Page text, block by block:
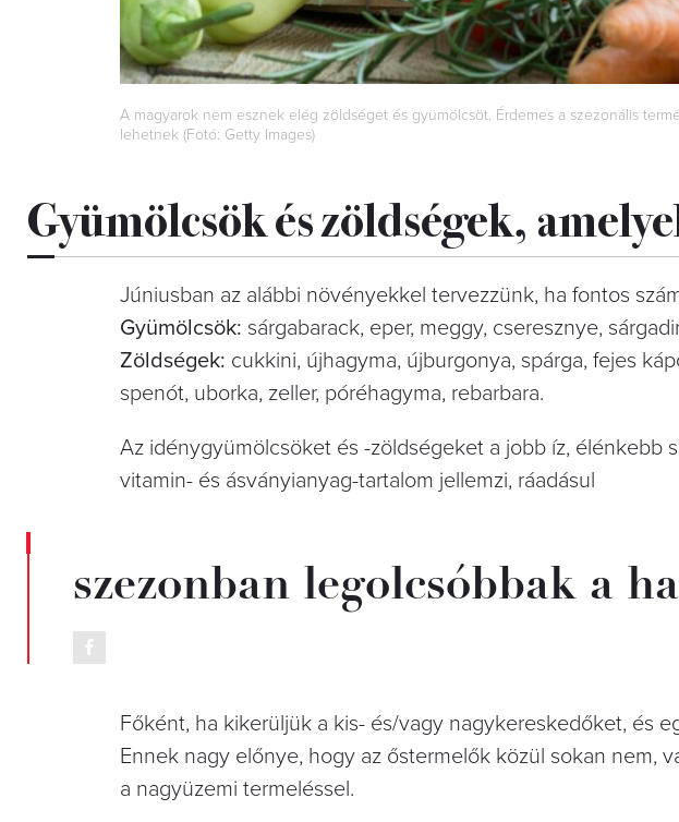
A magyarok nem esznek elég zöldséget és gyümölcsöt. Érdemes a szezonális
lehetnek (Fotó: Getty Images)
Gyümölcsök és zöldségek,
Júniusban az alábbi növényekkel tervezzünk, ha fontos
Gyümölcsök: sárgabarack, eper, meggy, cseresznye,
Zöldségek: cukkini, újhagyma, újburgonya, spárga, fejes
spenót, uborka, zeller, póréhagyma, rebarbara.
Az idénygyümölcsöket és -zöldségeket a jobb íz, élénkebb
vitamin- és ásványianyag-tartalom jellemzi, ráadásul
szezonban legolcsóbbak a
Főként, ha kikerüljük a kis- és/vagy nagykereskedőket, és
Ennek nagy előnye, hogy az őstermelők közül sokan nem,
a nagyüzemi termeléssel.